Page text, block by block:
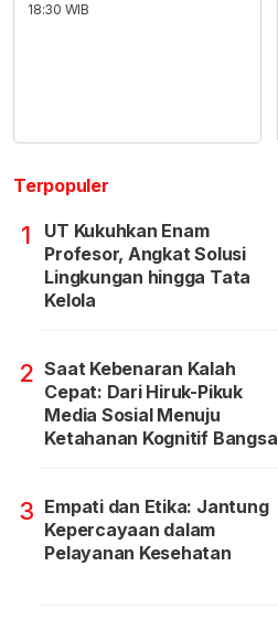
18:30 WIB
Terpopuler
1
UT Kukuhkan Enam
Profesor, Angkat Solusi
Lingkungan hingga Tata
Kelola
2 Saat Kebenaran Kalah
Cepat: Dari Hiruk-Pikuk
Media Sosial Menuju
Ketahanan Kognitif Bangsa
3 Empati dan Etika: Jantung
Kepercayaan dalam
Pelayanan Kesehatan